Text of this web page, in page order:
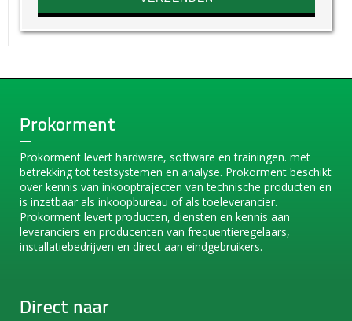
Prokorment
Prokorment levert hardware, software en trainingen. met
betrekking tot testsystemen en analyse. Prokorment beschikt
over kennis van inkooptrajecten van technische producten en
is inzetbaar als inkoopbureau of als toeleverancier.
Prokorment levert producten, diensten en kennis aan
leveranciers en producenten van frequentieregelaars,
installatiebedrijven en direct aan eindgebruikers.
Direct naar